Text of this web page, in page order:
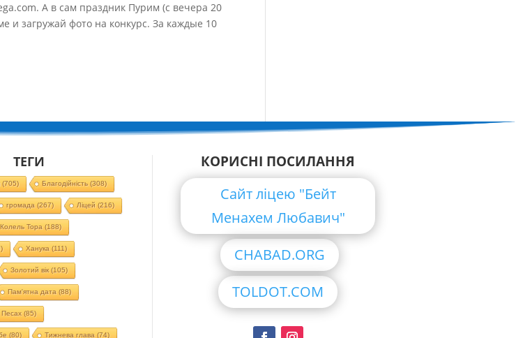
А в сам праздник Пурим (с вечера 20
и загружай фото на конкурс. За каждые 10
ТЕГИ
(705) Благодійність(308)
громада (267) Ліцей (216)
Колель Тора (188)
Ханука (111)
Золотий вік(105)
Пам'ятна дата (88)
Песах(85)
(80) Тижнева глава (74)
КОРИСНІ ПОСИЛАННЯ
Сайт ліцею "Бейт
Менахем Любавич"
CHABAD.ORG
TOLDOT.COM